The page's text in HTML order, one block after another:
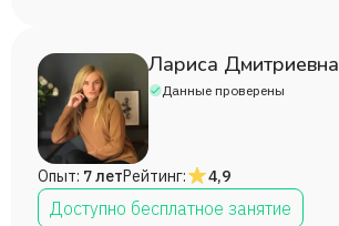
Лариса Дмитриевна
Данные проверены
Опыт: 7 летРейтинг: 4,9
Доступно бесплатное занятие